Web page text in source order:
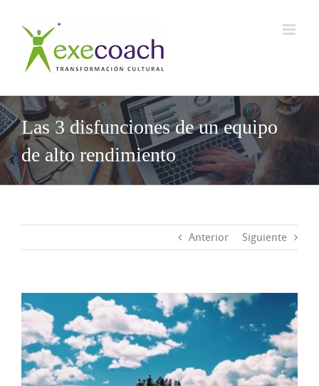
contenido
Las 3 disfunciones de un equipo
de alto rendimiento
Anterior Siguiente
Ver
imagen
más
grande